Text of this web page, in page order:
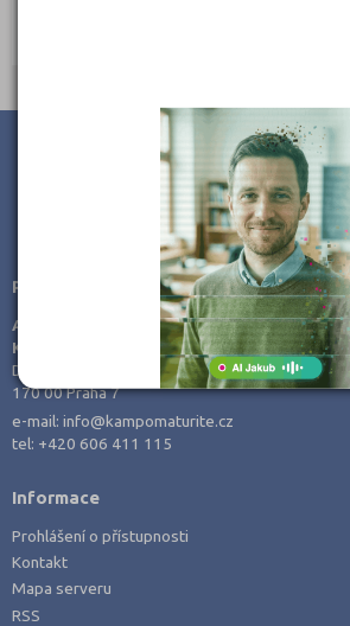
JSME TAM, KDE
Poradenství v přípravě ke studiu
AMOS -
KamPoMaturite.cz, s.r.o.
Dukelských hrdinů 21
170 00 Praha 7
e-mail:info@kampomaturite.cz
tel: +420 606 411 115
Informace
Prohlášení o přístupnosti
Kontakt
Mapa serveru
RSS